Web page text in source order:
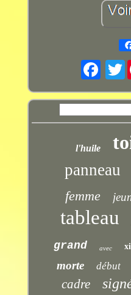
l'huile
panneau
femme
tableau
grand avec
morte début
cadre